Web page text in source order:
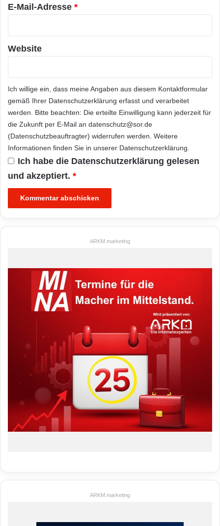
E-Mail-Adresse *
Website
Ich willige ein, dass meine Angaben aus diesem Kontaktformular
gemäß Ihrer Datenschutzerklärung erfasst und verarbeitet
werden. Bitte beachten: Die erteilte Einwilligung kann jederzeit für
die Zukunft per E-Mail an datenschutz@sor.de
(Datenschutzbeauftragter) widerrufen werden. Weitere
Informationen finden Sie in unserer Datenschutzerklärung
Ich habe die Datenschutzerklärung gelesen
und akzeptiert. *
ARKM.marketing
ARKM.marketing